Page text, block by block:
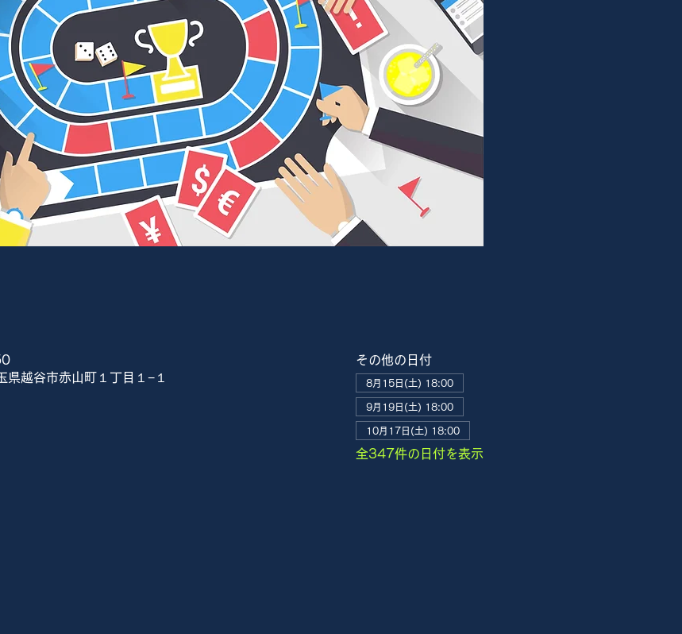
越谷市赤山町１丁目１−１
その他の日付
8月15日(土) 18:00
9月19日(土) 18:00
10月17日(土) 18:00
全347件の日付を表示